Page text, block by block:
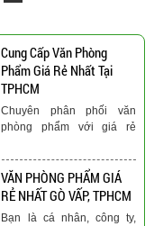
Cung Cấp Văn Phòng
Phẩm Giá Rẻ Nhất Tại
TPHCM
Chuyên phân phối văn
phòng phẩm với giá rẻ
VĂN PHÒNG PHẨM GIÁ
RẺ NHẤT GÒ VẤP, TPHCM
Bạn là cá nhân, công ty,